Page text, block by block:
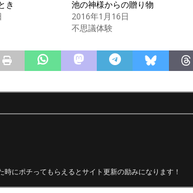
き
池の神様からの贈り物
2016年1月16日
不思議体験
にポチってもらえるとサイト更新の励みになります！